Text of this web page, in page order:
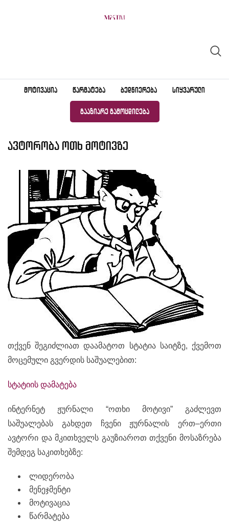
ᲛᲝᲢᲘᲕᲐᲪᲘᲐ ᲬᲐᲠᲛᲐᲢᲔᲑᲐ ᲑᲔᲓᲜᲘᲔᲠᲔᲑᲐ ᲡᲘᲧᲕᲐᲠᲣᲚᲘ
ᲒᲐᲐᲖᲘᲐᲠᲔ ᲒᲐᲛᲝᲪᲓᲘᲚᲔᲑᲐ
ავტორობა ოთხ მოტივზე
თქვენ შეგიძლიათ დაამატოთ სტატია საიტზე, ქვემოთ
მოცემული გვერდის საშუალებით:
სტატიის დამატება
ინტერნეტ ჟურნალი “ოთხი მოტივი” გაძლევთ
საშუალებას გახდეთ ჩვენი ჟურნალის ერთ–ერთი
ავტორი და მკითხველს გაუზიაროთ თქვენი მოსაზრება
შემდეგ საკითხებზე:
ლიდერობა
მენეჯმენტი
მოტივაცია
წარმატება